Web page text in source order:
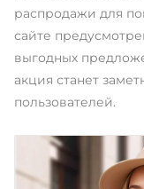
распродажи для
сайте
выгодных
акция станет
пользователей.